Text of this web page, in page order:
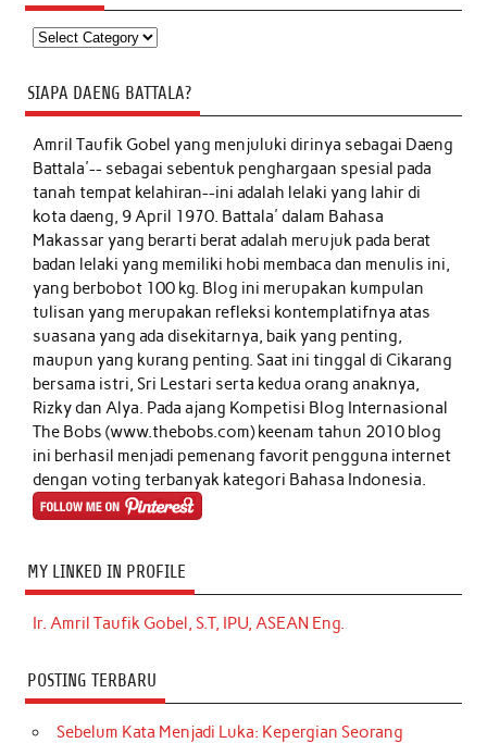
Kategori
SIAPA DAENG BATTALA?
Amril Taufik Gobelyang menjuluki dirinya sebagai Daeng
Battala'-- sebagai sebentuk penghargaan spesial pada
tanah tempat kelahiran--ini adalah lelaki yang lahir di
kota daeng, 9 April 1970. Battala' dalam Bahasa
Makassar yang berarti berat adalah merujuk pada berat
badan lelaki yang memiliki hobi membaca dan menulis ini,
yang berbobot 100 kg. Blog ini merupakan kumpulan
tulisan yang merupakan refleksi kontemplatifnya atas
suasana yang ada disekitarnya, baik yang penting,
maupun yang kurang penting. Saat ini tinggal di Cikarang
bersama istri, Sri Lestari serta kedua orang anaknya,
Rizky dan Alya. Pada ajang Kompetisi Blog Internasional
The Bobs (www.thebobs.com) keenam tahun 2010 blog
ini berhasil menjadi pemenang favorit pengguna internet
dengan voting terbanyak kategori Bahasa Indonesia.
MY LINKED IN PROFILE
Ir. Amril Taufik Gobel, S.T, IPU, ASEAN Eng.
POSTING TERBARU
Sebelum Kata Menjadi Luka: Kepergian Seorang